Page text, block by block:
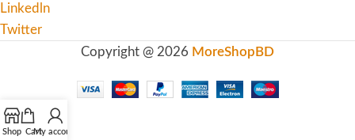
Linkedln
Twitter
Copyright @ 2026 MoreShopBD
Shop CartMy account